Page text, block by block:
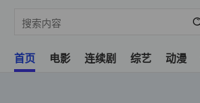
首页 电影 连续剧 综艺 动漫